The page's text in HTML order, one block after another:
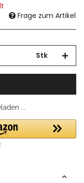
Frage zum Artikel
Stk
...